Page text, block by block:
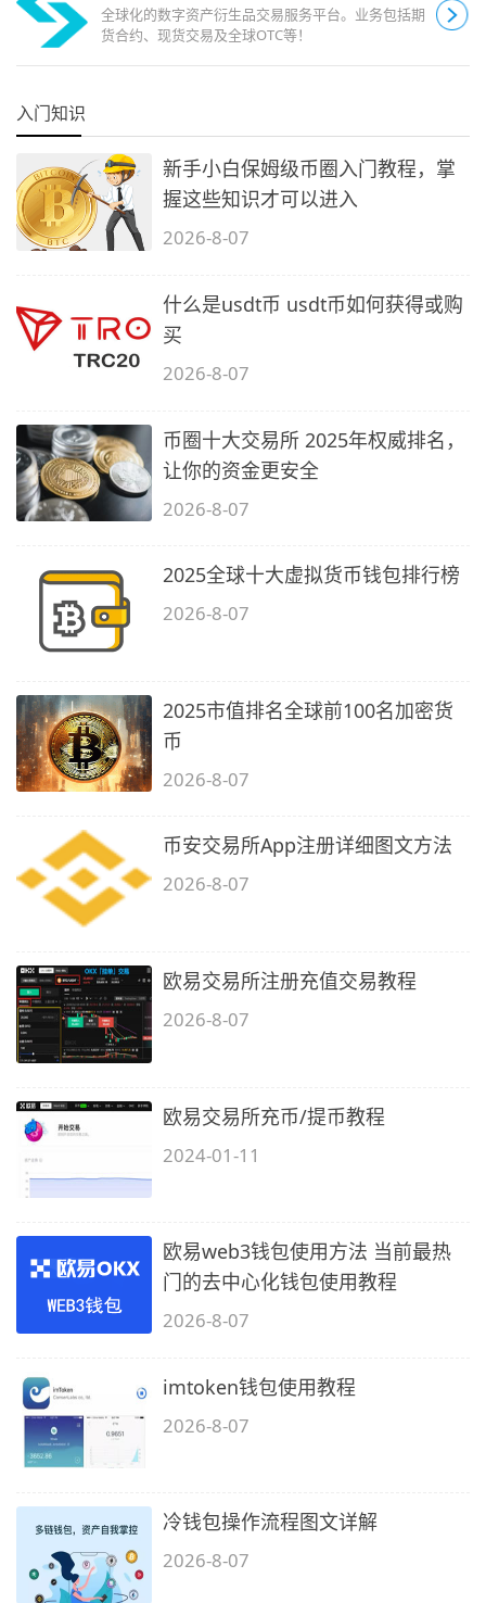
全球化的数字资产衍生品交易服务平台。业务包括期
货合约、现货交易及全球OTC等！
入门知识
新手小白保姆级币圈入门教程，掌
握这些知识才可以进入
2026-8-07
什么是usdt币 usdt币如何获得或购
买
2026-8-07
币圈十大交易所 2025年权威排名，
让你的资金更安全
2026-8-07
2025全球十大虚拟货币钱包排行榜
2026-8-07
2025市值排名全球前100名加密货
币
2026-8-07
币安交易所App注册详细图文方法
2026-8-07
欧易交易所注册充值交易教程
2026-8-07
欧易交易所充币/提币教程
2024-01-11
欧易web3钱包使用方法 当前最热
门的去中心化钱包使用教程
2026-8-07
imtoken钱包使用教程
2026-8-07
冷钱包操作流程图文详解
2026-8-07